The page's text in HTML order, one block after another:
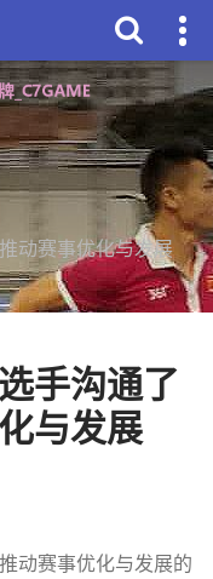
动赛事优化与发展
手沟通了
与发展
动赛事优化与发展的